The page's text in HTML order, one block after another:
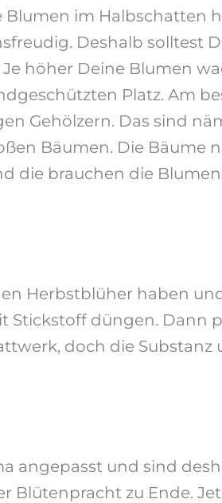
Blumen im Halbschatten
Deshalb solltest
höher Deine Blumen
Platz. Am
Gehölzern. Das sind
Bäumen. Die Bäume
die brauchen die
Herbstblüher haben
Stickstoff düngen. Dann
doch die Substanz
angepasst und sind
Blütenpracht zu Ende.